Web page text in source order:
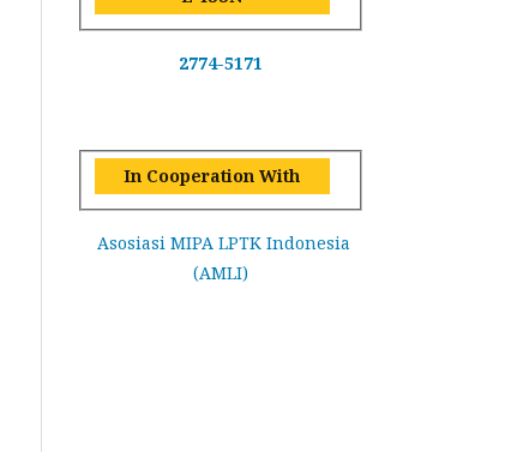
2774-5171
In Cooperation With
Asosiasi MIPA LPTK Indonesia
(AMLI)